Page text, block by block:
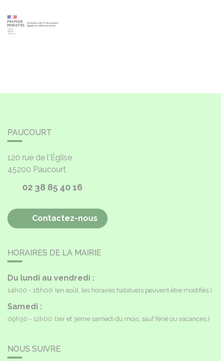
PAUCOURT
120 rue de l'Église
45200 Paucourt
02 38 85 40 16
Contactez-nous
HORAIRES DE LA MAIRIE
Du lundi au vendredi :
14h00 - 18h00 (en août, les horaires habituels peuvent être modifiés.)
Samedi :
09h30 - 12h00 (1er et 3ème samedi du mois, sauf férié ou vacances.)
NOUS SUIVRE